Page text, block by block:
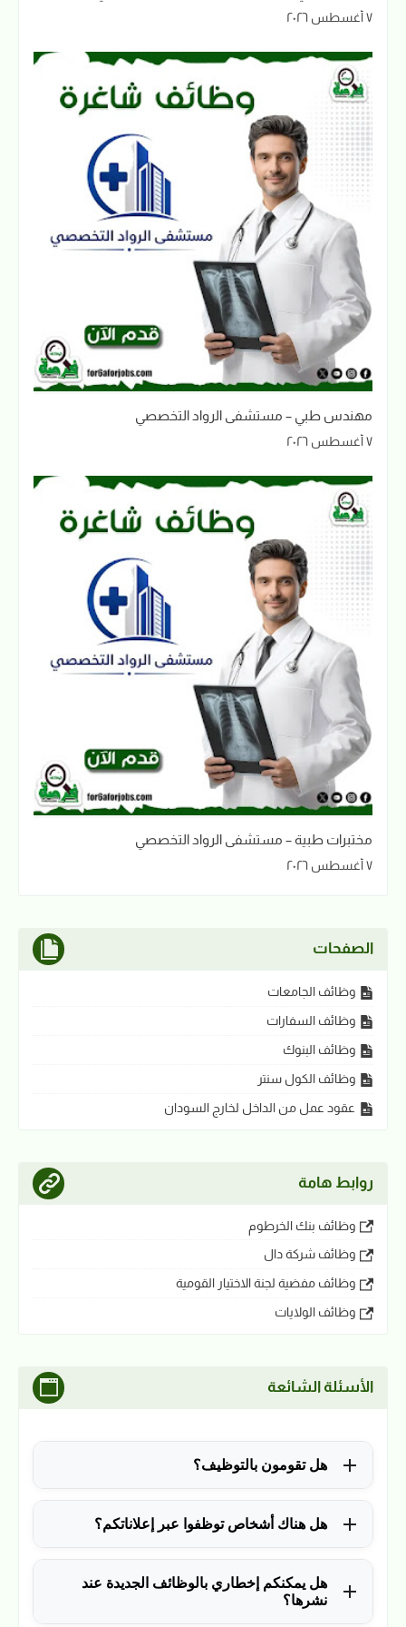
٧ أغسطس ٢٠٢٦
مهندس طبي – مستشفى الرواد التخصصي
٧ أغسطس ٢٠٢٦
مختبرات طبية – مستشفى الرواد التخصصي
٧ أغسطس ٢٠٢٦
الصفحات
وظائف الجامعات
وظائف السفارات
وظائف البنوك
وظائف الكول سنتر
عقود عمل من الداخل لخارج السودان
روابط هامة
وظائف بنك الخرطوم
وظائف شركة دال
وظائف مفضية لجنة الاختيار القومية
وظائف الولايات
الأسئلة الشائعة
هل تقومون بالتوظيف؟
للأسف لا، في الوقت الحالي نقوم فقط بنشر الوظائف
المتاحة.هل هناك أشخاص توظفوا عبر إعلاناتكم؟
نعم ولله الحمد، منذ التأسيس في 2018 نشرنا آلاف
الوظائف، وكانت سببًا في توظيف آلاف من المتابعين.
هل يمكنكم إخطاري بالوظائف الجديدة عند
نشرها؟